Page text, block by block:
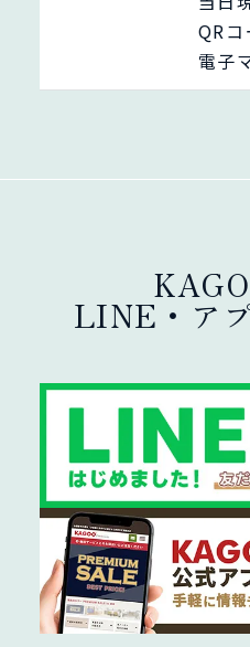
QR
電子
LINE・ア